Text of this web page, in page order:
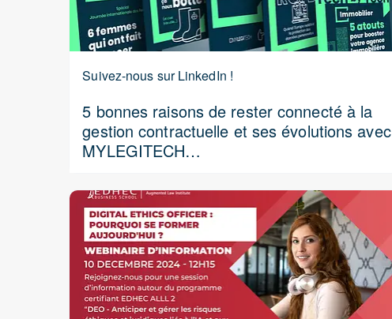
Suivez-nous sur LinkedIn !
5 bonnes raisons de rester connecté à la
gestion contractuelle et ses évolutions avec
MYLEGITECH…